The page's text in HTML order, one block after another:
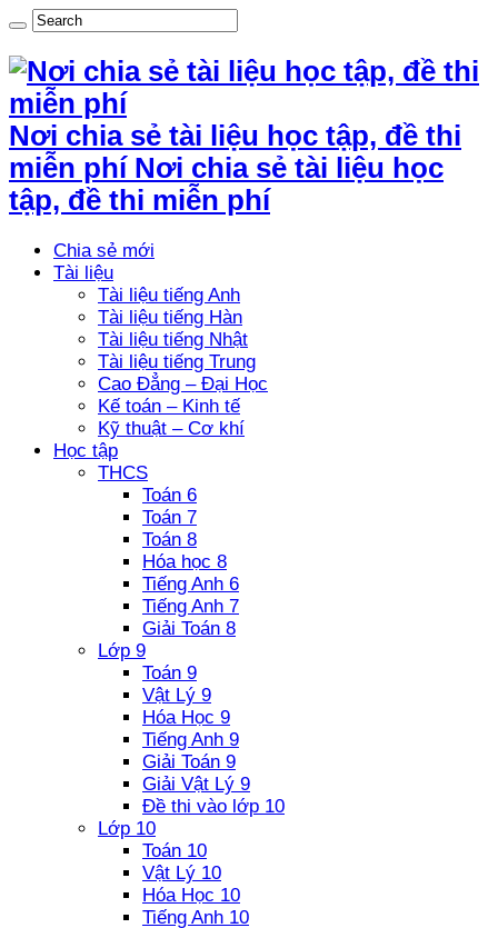
Nơi chia sẻ tài liệu học tập, đề thi
miễn phí Nơi chia sẻ tài liệu học
tập, đề thi miễn phí
Chia sẻ mới
Tài liệu
Tài liệu tiếng Anh
Tài liệu tiếng Hàn
Tài liệu tiếng Nhật
Tài liệu tiếng Trung
Cao Đẳng – Đại Học
Kế toán – Kinh tế
Kỹ thuật – Cơ khí
Học tập
THCS
Toán 6
Toán 7
Toán 8
Hóa học 8
Tiếng Anh 6
Tiếng Anh 7
Giải Toán 8
Lớp 9
Toán 9
Vật Lý 9
Hóa Học 9
Tiếng Anh 9
Giải Toán 9
Giải Vật Lý 9
Đề thi vào lớp 10
Lớp 10
Toán 10
Vật Lý 10
Hóa Học 10
Tiếng Anh 10